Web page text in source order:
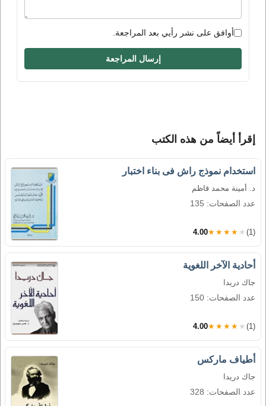
أوافق على نشر رأيي بعد المراجعة.
إرسال المراجعة
إقرأ أيضاً من هذه الكتب
استخدام نموذج راش فى بناء اختبار
د. أمينة محمد قاظم
عدد الصفحات: 135
4.00★★★★★ (1)
أحادية الآخر اللغوية
جاك دريدا
عدد الصفحات: 150
4.00★★★★★ (1)
أطياف ماركس
جاك دريدا
عدد الصفحات: 328